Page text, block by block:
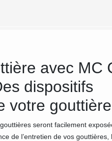
avec MC
dispositifs
votre gouttière
seront facilement
de l’entretien de vos gouttières,